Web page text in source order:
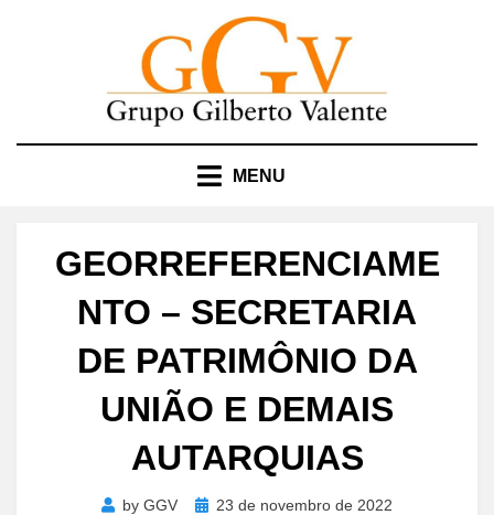
MENU
GEORREFERENCIAME
NTO – SECRETARIA
DE PATRIMÔNIO DA
UNIÃO E DEMAIS
AUTARQUIAS
by GGV
Posted23 de novembro de 2022